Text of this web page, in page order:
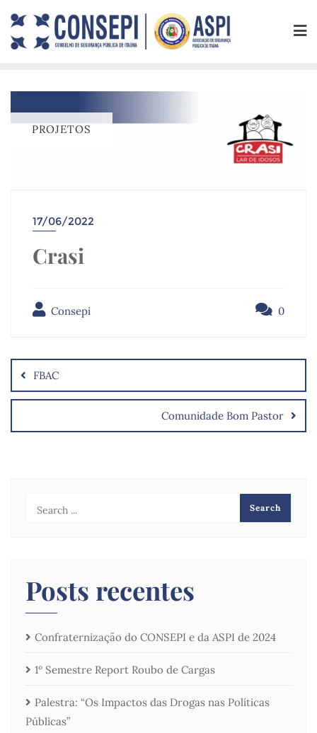
PROJETOS
17/06/2022
Crasi
Consepi 0
FBAC
Comunidade Bom Pastor
Posts recentes
Confraternização do CONSEPI e da ASPI de 2024
1º Semestre Report Roubo de Cargas
Palestra: “Os Impactos das Drogas nas Políticas
Públicas”